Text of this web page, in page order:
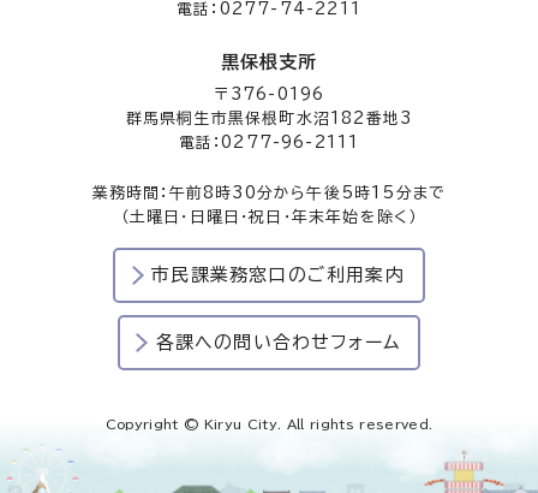
電話：0277-74-2211
黒保根支所
〒376-0196
群馬県桐生市黒保根町水沼182番地3
電話：0277-96-2111
業務時間：午前8時30分から午後5時15分まで
（土曜日・日曜日・祝日・年末年始を除く）
市民課業務窓口のご利用案内
各課への問い合わせフォーム
Copyright © Kiryu City. All rights reserved.